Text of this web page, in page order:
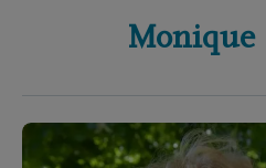
Monique